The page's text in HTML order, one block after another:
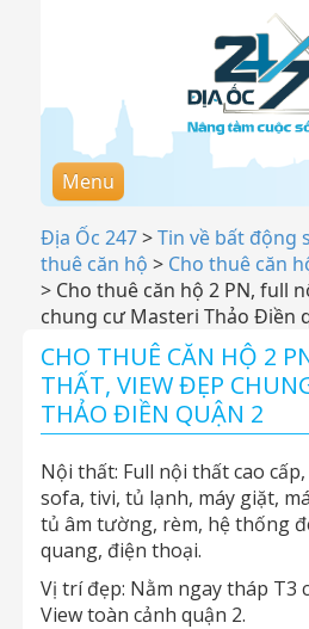
Menu
Địa Ốc 247>Tin về bất động
thuê căn hộ > Cho thuê căn
> Cho thuê căn hộ 2 PN, full
chung cư Masteri Thảo Điền
CHO THUÊ CĂN HỘ 2
THẤT, VIEW ĐẸP
THẢO ĐIỀN QUẬN 2
Nội thất: Full nội thất cao
sofa, tivi, tủ lạnh, máy giặt,
tủ âm tường, rèm, hệ thống
quang, điện thoại.
Vị trí đẹp: Nằm ngay tháp T3
View toàn cảnh quận 2.